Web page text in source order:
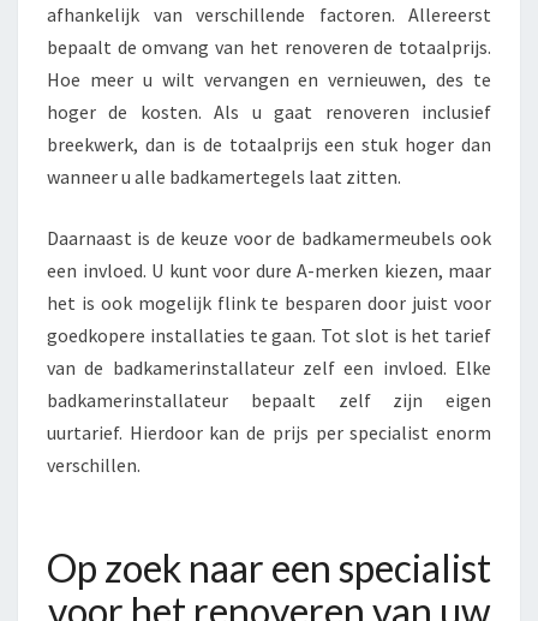
afhankelijk van verschillende factoren. Allereerst
bepaalt de omvang van het renoveren de totaalprijs.
Hoe meer u wilt vervangen en vernieuwen, des te
hoger de kosten. Als u gaat renoveren inclusief
breekwerk, dan is de totaalprijs een stuk hoger dan
wanneer u alle badkamertegels laat zitten.
Daarnaast is de keuze voor de badkamermeubels ook
een invloed. U kunt voor dure A-merken kiezen, maar
het is ook mogelijk flink te besparen door juist voor
goedkopere installaties te gaan. Tot slot is het tarief
van de badkamerinstallateur zelf een invloed. Elke
badkamerinstallateur bepaalt zelf zijn eigen
uurtarief. Hierdoor kan de prijs per specialist enorm
verschillen.
Op zoek naar een specialist
voor het renoveren van uw